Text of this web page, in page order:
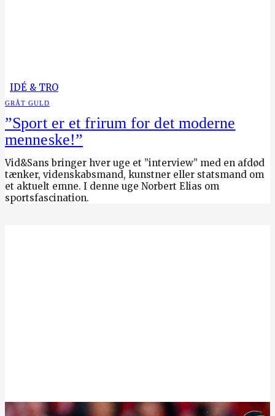
IDÉ & TRO
GRÅT GULD
”Sport er et frirum for det moderne
menneske!”
Vid&Sans bringer hver uge et ”interview” med en afdød
tænker, videnskabsmand, kunstner eller statsmand om
et aktuelt emne. I denne uge Norbert Elias om
sportsfascination.